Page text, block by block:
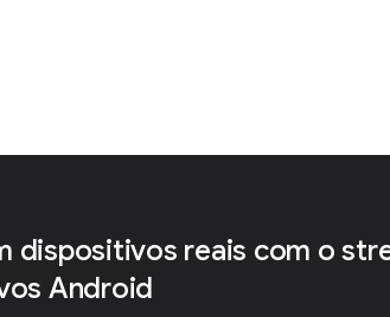
dispositivos reais com o
Android